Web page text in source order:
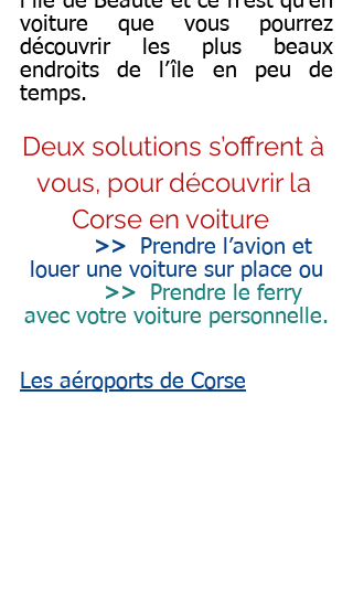
voiture que vous pourrez
découvrir les plus beaux
endroits de l’île en peu de
temps.
Deux solutions s’offrent à
vous, pour découvrir la
Corse en voiture
>>
  Prendre l’avion et
louer une voiture sur place ou
>>
  Prendre le ferry
avec votre voiture personnelle.
Les aéroports de Corse